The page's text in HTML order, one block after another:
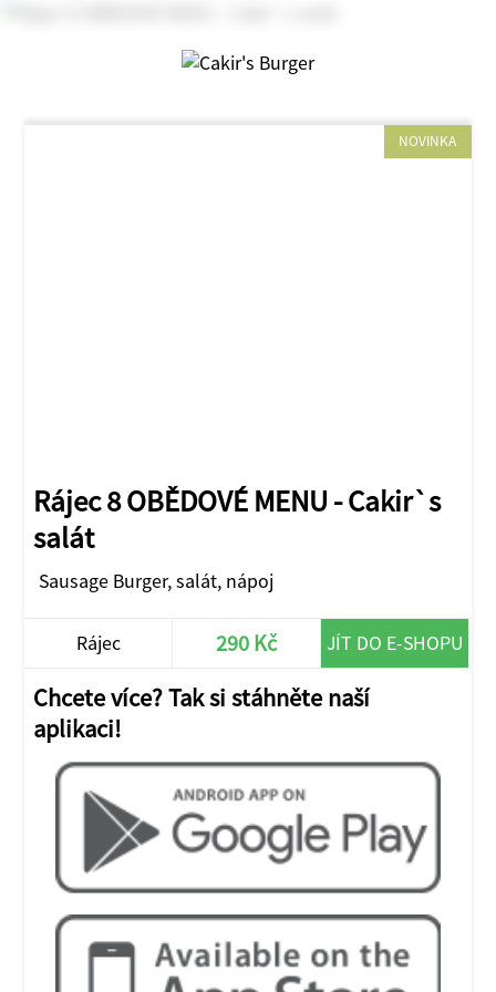
NOVINKA
Rájec 8 OBĚDOVÉ MENU - Cakir`s
salát
Sausage Burger, salát, nápoj
Rájec 290 Kč JÍT DO E-SHOPU
Chcete více? Tak si stáhněte naší
aplikaci!